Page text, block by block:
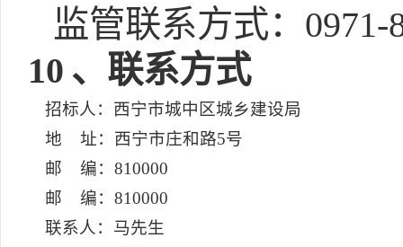
监管联系方式：0971-
10 、联系方式
招标人：西宁市城中区城乡建设局
地 址：西宁市庄和路5号
邮 编：810000
邮 编：810000
联系人：马先生